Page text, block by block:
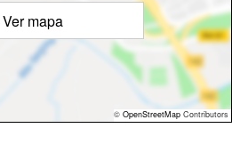
Ver mapa
© OpenStreetMap Contributors